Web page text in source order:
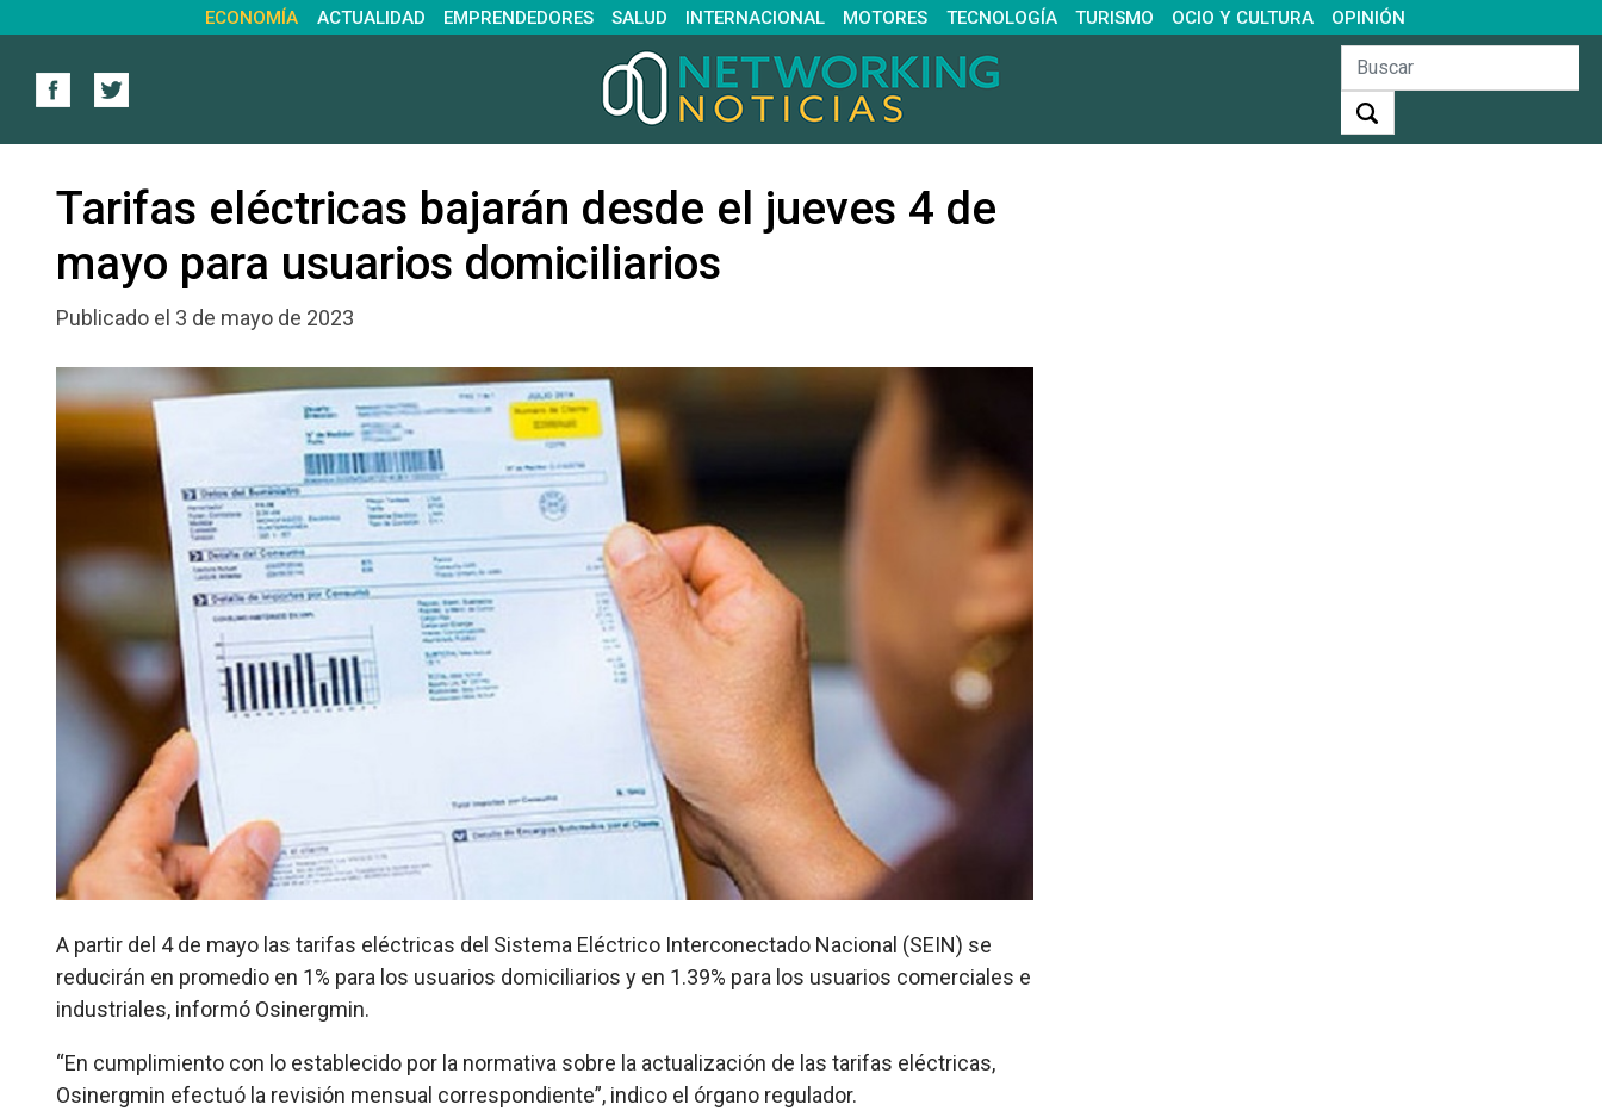
ECONOMÍA ACTUALIDAD EMPRENDEDORES SALUD INTERNACIONAL MOTORES TECNOLOGÍA TURISMO OCIO Y CULTURA OPINIÓN
Tarifas eléctricas bajarán desde el jueves 4 de
mayo para usuarios domiciliarios
Publicado el 3 de mayo de 2023
A partir del 4 de mayo las tarifas eléctricas del Sistema Eléctrico Interconectado Nacional (SEIN) se
reducirán en promedio en 1% para los usuarios domiciliarios y en 1.39% para los usuarios comerciales e
industriales, informó Osinergmin.
“En cumplimiento con lo establecido por la normativa sobre la actualización de las tarifas eléctricas,
Osinergmin efectuó la revisión mensual correspondiente”, indico el órgano regulador.